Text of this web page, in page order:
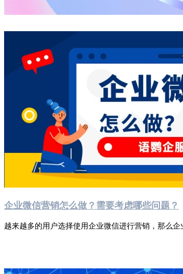
企业微信营销怎么做？需要考虑哪些问题？
越来越多的用户选择使用企业微信进行营销，那么